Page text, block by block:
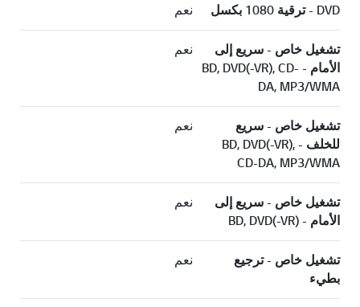
DVD - ترقية 1080 بكسل نعم
تشغيل خاص - سريع إلى
الأمام - BD, DVD(-VR), CD-
DA, MP3/WMA
نعم
تشغيل خاص - سريع
للخلف - BD, DVD(-VR),
CD-DA, MP3/WMA
نعم
تشغيل خاص - سريع إلى
الأمام - BD, DVD(-VR)
نعم
تشغيل خاص - ترجيع
بطيء
نعم